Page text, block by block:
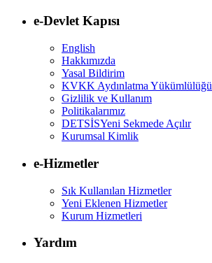
e-Devlet Kapısı
English
Hakkımızda
Yasal Bildirim
KVKK Aydınlatma Yükümlülüğü
Gizlilik ve Kullanım
Politikalarımız
DETSİSYeni Sekmede Açılır
Kurumsal Kimlik
e-Hizmetler
Sık Kullanılan Hizmetler
Yeni Eklenen Hizmetler
Kurum Hizmetleri
Yardım